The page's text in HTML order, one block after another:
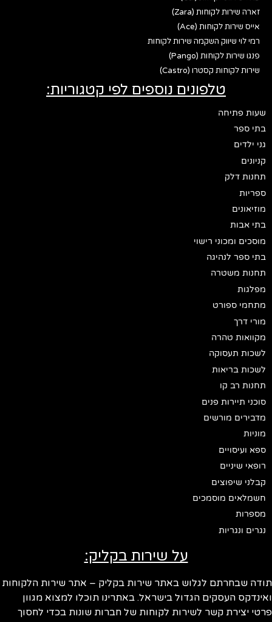
זארה שירות לקוחות (Zara)
אייס שירות לקוחות (Ace)
רמי לוי שיווק השקמה שירות לקוחות
פנגו שירות לקוחות (Pango)
שירות לקוחות קסטרו (Castro)
טלפונים נוספים לפי קטגוריות:
שעות פתיחה
בתי ספר
גני ילדים
קניונים
תחנות דלק
ספריות
מוזיאונים
בתי אבות
מוסכים ומכוני רישוי
בתי ספר לנהיגה
תחנות משטרה
מפלגות
מתחמי ספורט
מורי דרך
מקוואות טהרה
לשכות תעסוקה
לשכות בריאות
תחנות רב קו
סוכני תיירות פנים
מדבירים מורשים
מוניות
ספא ועיסויים
רופאי שיניים
קבלני שיפוצים
חשמלאים מוסמכים
מספרות
נגרים ונגריות
על שירות בקליק:
תודה שבחרתם לגלוש באתר שירות בקליק – אתר שירות הלקוחות
ואינדקס העסקים הגדול בישראל. באתרינו תוכלו למצוא מגוון
פרטי יצירת קשר לשירות לקוחות של חברות שונות בכדי לחסוך